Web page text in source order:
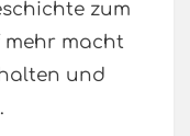
zum
mehr macht
und